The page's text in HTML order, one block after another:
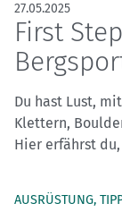
27.05.2025
First
Du hast Lust,
Klettern,
Hier erfährst
AUSRÜSTUNG,